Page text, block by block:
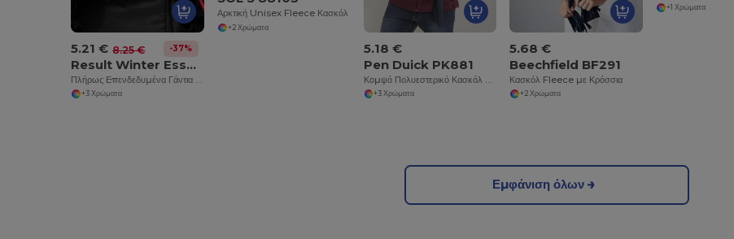
5.21 € 8.25 € -37%
Result Winter Essentials R147X
+3 Χρώματα
Αρκτική Unisex Fleece Κασκόλ
+2 Χρώματα
5.18 €
Pen Duick PK881
+3 Χρώματα
5.68 €
Beechfield BF291
Κασκόλ Fleece με Κρόσσια
+2 Χρώματα
+1 Χρώματα
Εμφάνιση όλων